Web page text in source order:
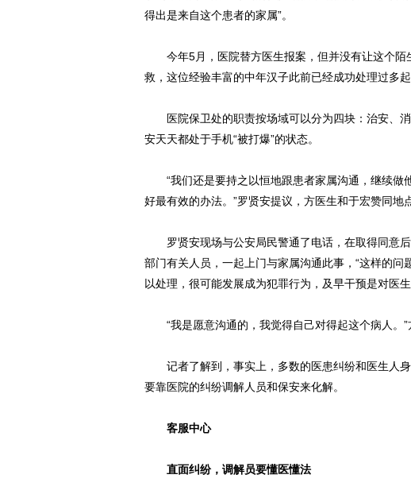
得出是来自这个患者的家属”。
今年5月，医院替方医生报案，但并没有让这个陌
救，这位经验丰富的中年汉子此前已经成功处理过多起
医院保卫处的职责按场域可以分为四块：治安、消
安天天都处于手机“被打爆”的状态。
“我们还是要持之以恒地跟患者家属沟通，继续做
好最有效的办法。”罗贤安提议，方医生和于宏赞同地
罗贤安现场与公安局民警通了电话，在取得同意
部门有关人员，一起上门与家属沟通此事，“这样的
以处理，很可能发展成为犯罪行为，及早干预是对医
“我是愿意沟通的，我觉得自己对得起这个病人。”
记者了解到，事实上，多数的医患纠纷和医生人身
要靠医院的纠纷调解人员和保安来化解。
客服中心
直面纠纷，调解员要懂医懂法